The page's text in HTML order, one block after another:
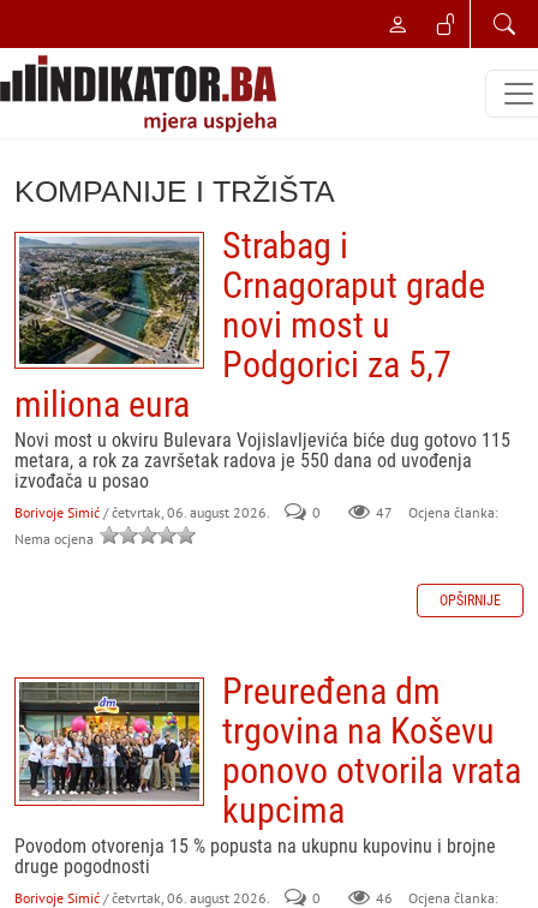
KOMPANIJE I TRŽIŠTA
Strabag i
Crnagoraput grade
novi most u
Podgorici za 5,7
miliona eura
Novi most u okviru Bulevara Vojislavljevića biće dug gotovo 115
metara, a rok za završetak radova je 550 dana od uvođenja
izvođača u posao
Borivoje Simić / četvrtak, 06. august 2026. 0 47
Ocjena članka:
Nema ocjena
OPŠIRNIJE
Preuređena dm
trgovina na Koševu
ponovo otvorila vrata
kupcima
Povodom otvorenja 15 % popusta na ukupnu kupovinu i brojne
druge pogodnosti
Borivoje Simić / četvrtak, 06. august 2026. 0 46
Ocjena članka: